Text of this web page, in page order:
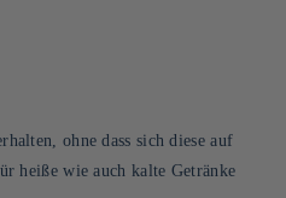
ohne dass sich diese auf
heiße wie auch kalte Getränke